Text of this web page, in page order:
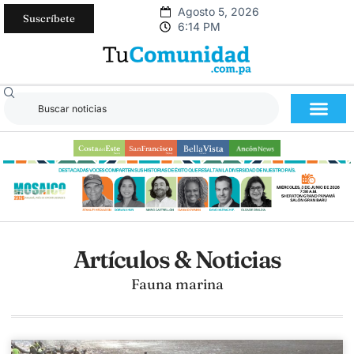
Suscríbete
Agosto 5, 2026
6:14 PM
Artículos & Noticias
Fauna marina